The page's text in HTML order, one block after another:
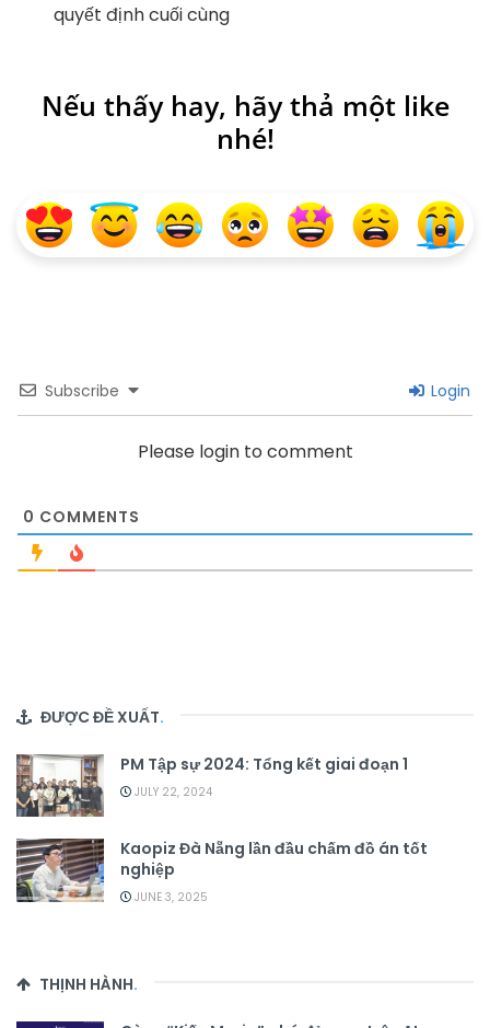
quyết định cuối cùng
Nếu thấy hay, hãy thả một like
nhé!
Subscribe Login
Please login to comment
0 COMMENTS
ĐƯỢC ĐỀ XUẤT.
PM Tập sự 2024: Tổng kết giai đoạn 1
JULY 22, 2024
Kaopiz Đà Nẵng lần đầu chấm đồ án tốt
nghiệp
JUNE 3, 2025
THỊNH HÀNH.